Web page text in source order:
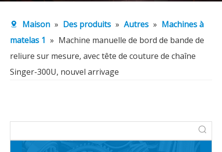
Maison » Des produits » Autres » Machines à
matelas 1 » Machine manuelle de bord de bande de
reliure sur mesure, avec tête de couture de chaîne
Singer-300U, nouvel arrivage